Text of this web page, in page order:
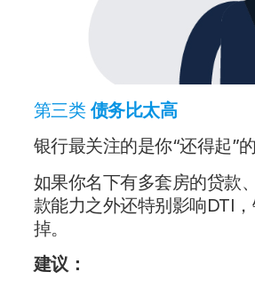
第三类债务比太高
银行最关注的是你“还得起”的
如果你名下有多套房的贷款
款能力之外还特别影响DTI
掉。
建议：